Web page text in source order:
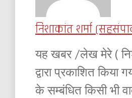
निशाकांत शर्मा
यह खबर /लेख मेरे (
द्वारा प्रकाशित किया
के सम्बंधित किसी भी